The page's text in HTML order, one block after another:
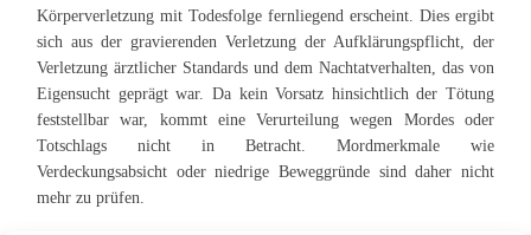
Körperverletzung mit Todesfolge fernliegend erscheint. Dies ergibt
sich aus der gravierenden Verletzung der Aufklärungspflicht, der
Verletzung ärztlicher Standards und dem Nachtatverhalten, das von
Eigensucht geprägt war. Da kein Vorsatz hinsichtlich der Tötung
feststellbar war, kommt eine Verurteilung wegen Mordes oder
Totschlags nicht in Betracht. Mordmerkmale wie
Verdeckungsabsicht oder niedrige Beweggründe sind daher nicht
mehr zu prüfen.